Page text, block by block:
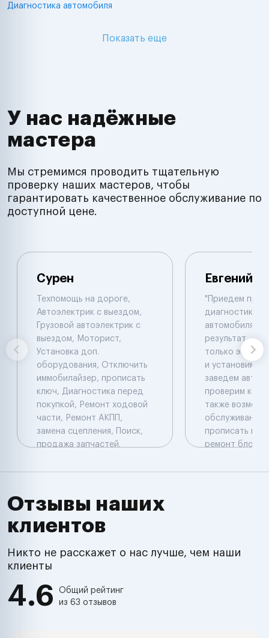
Диагностика автомобиля
Показать еще
У нас надёжные
мастера
Мы стремимся проводить тщательную
проверку наших мастеров, чтобы
гарантировать качественное обслуживание по
доступной цене.
Сурен
Техпомощь на дороге,
Автоэлектрик с выездом,
Грузовой автоэлектрик с
выездом, Моторист,
Установка доп.
оборудования, Отключить
иммобилайзер, прописать
ключ, Диагностика перед
покупкой, Ремонт ходовой
части, Ремонт АКПП,
замена сцепления, Поиск,
продажа запчастей.
диагностика: Launch
Евгений
"Приедем
диагностику
автомобиля ,
результат ,
только
и установим
заведем
проверим
также
обслуживание
прописать
ремонт блоков
оборудование
комплекс ,
Отзывы наших
клиентов
Никто не расскажет о нас лучше, чем наши
клиенты
4.6
Общий рейтинг
из 63 отзывов